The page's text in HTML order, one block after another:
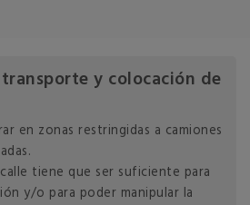
y colocación de
en zonas restringidas a camiones
tiene que ser suficiente para
y/o para poder manipular la